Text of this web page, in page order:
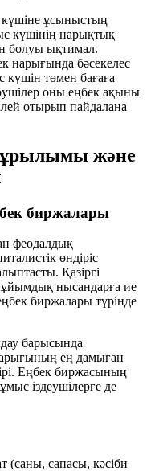
ұсыныстың
күшінің нарықтық
болуы ықтимал.
нарығында бәсекелес
күшін төмен бағаға
оны еңбек ақыны
отырып пайдалана
және
биржалары
феодалдық
өндіріс
Қазіргі
нысандарға ие
биржалары түрінде
барысында
ең дамыған
Еңбек биржасының
іздеушілерге де
(саны, сапасы, кәсіби